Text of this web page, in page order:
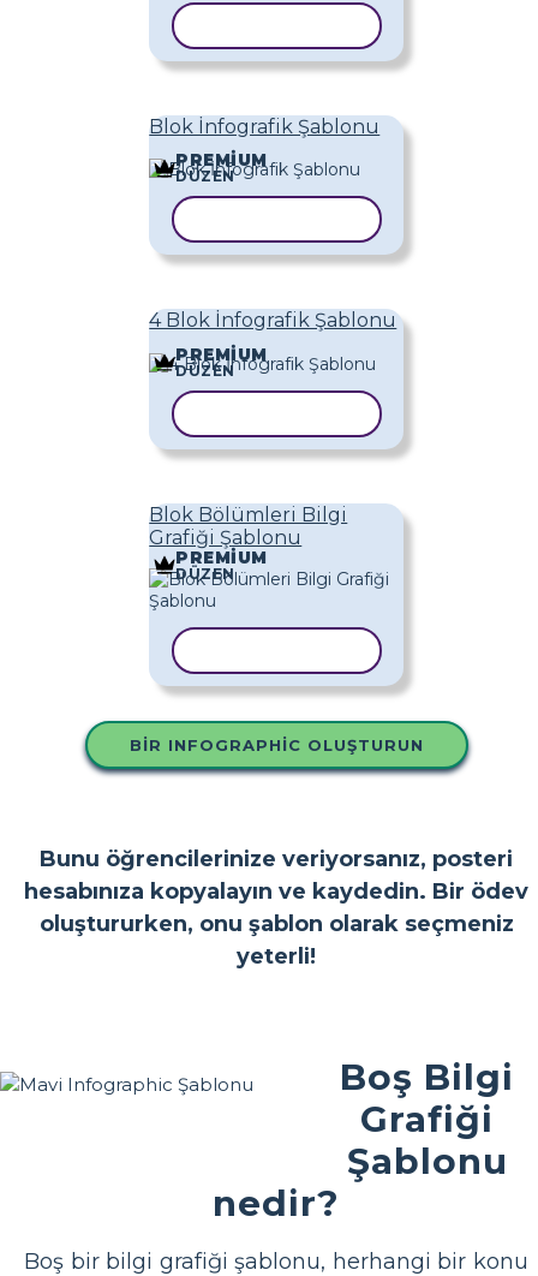
Blok İnfografik Şablonu
PREMIUM
DÜZEN
4 Blok İnfografik Şablonu
PREMIUM
DÜZEN
Blok Bölümleri Bilgi
Grafiği Şablonu
PREMIUM
DÜZEN
BIR INFOGRAPHIC OLUŞTURUN
Bunu öğrencilerinize veriyorsanız, posteri
hesabınıza kopyalayın ve kaydedin. Bir ödev
oluştururken, onu şablon olarak seçmeniz
yeterli!
Boş Bilgi
Grafiği
Şablonu
nedir?
Boş bir bilgi grafiği şablonu, herhangi bir konu